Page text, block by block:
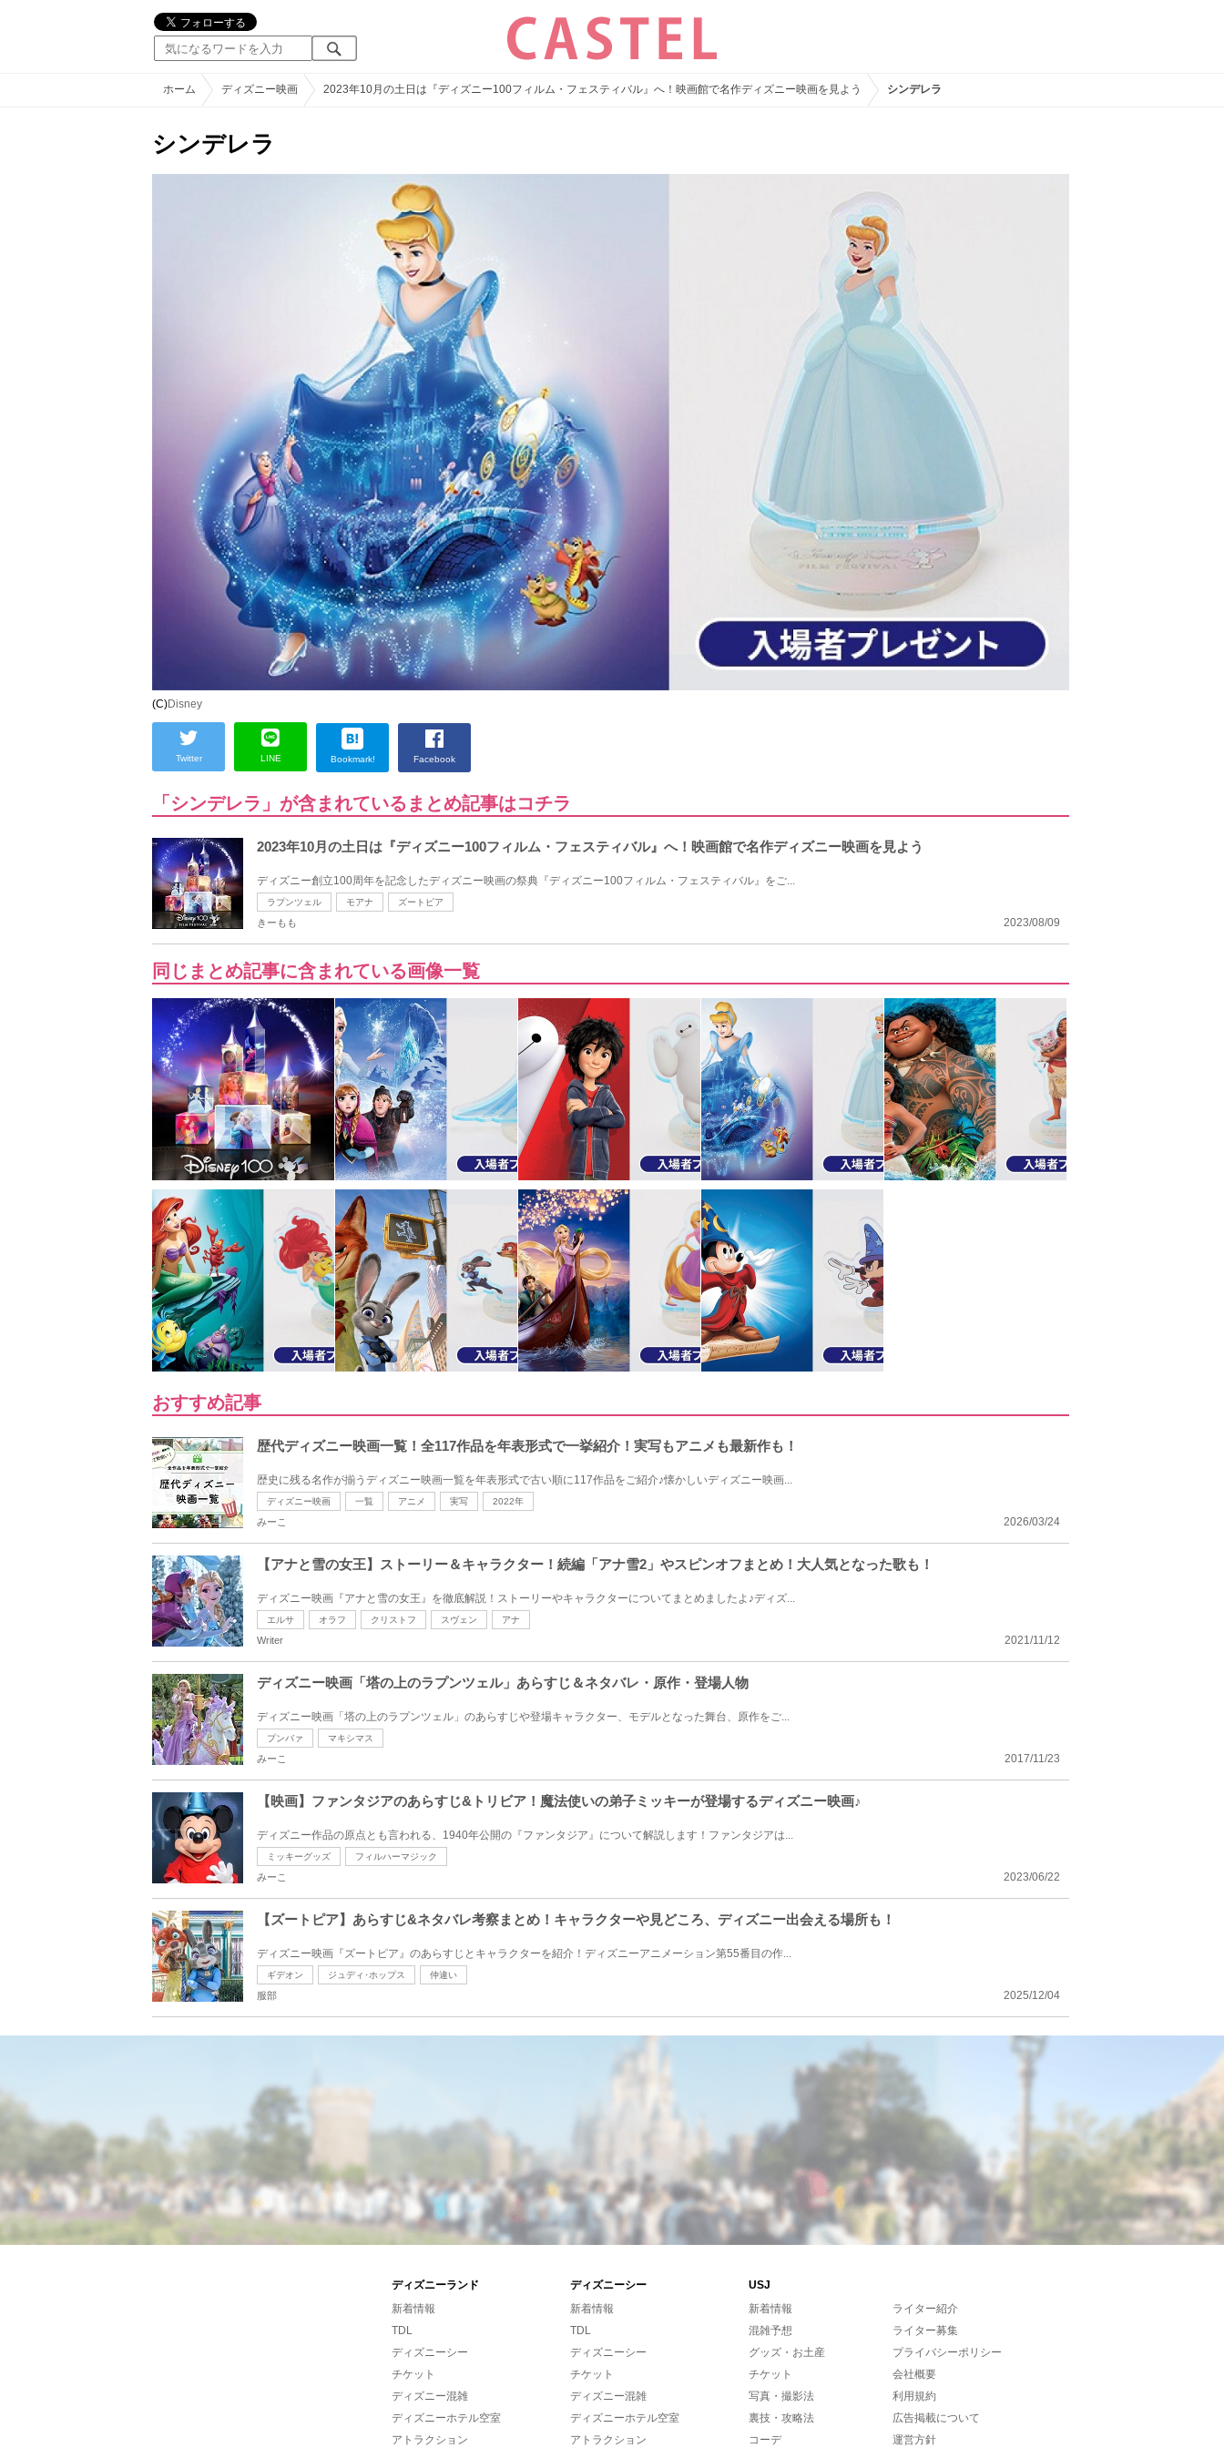
ホーム ディズニー映画 2023年10月の土日は『ディズニー100フィルム・フェスティバル』へ！映画館で名作ディズニー映画を見よう シンデレラ
シンデレラ
(C)Disney
Twitter LINE Bookmark! Facebook
「シンデレラ」が含まれているまとめ記事はコチラ
2023年10月の土日は『ディズニー100フィルム・フェスティバル』へ！映画館で名作ディズニー映画を見よう
ディズニー創立100周年を記念したディズニー映画の祭典『ディズニー100フィルム・フェスティバル』をご...
ラプンツェル モアナ ズートピア
2023/08/09
きーもも
同じまとめ記事に含まれている画像一覧
おすすめ記事
歴代ディズニー映画一覧！全117作品を年表形式で一挙紹介！実写もアニメも最新作も！
歴史に残る名作が揃うディズニー映画一覧を年表形式で古い順に117作品をご紹介♪懐かしいディズニー映画...
ディズニー映画 一覧 アニメ 実写 2022年
2026/03/24
みーこ
【アナと雪の女王】ストーリー＆キャラクター！続編「アナ雪2」やスピンオフまとめ！大人気となった歌も！
ディズニー映画『アナと雪の女王』を徹底解説！ストーリーやキャラクターについてまとめましたよ♪ディズ...
エルサ オラフ クリストフ スヴェン アナ
2021/11/12
Writer
ディズニー映画「塔の上のラプンツェル」あらすじ＆ネタバレ・原作・登場人物
ディズニー映画「塔の上のラプンツェル」のあらすじや登場キャラクター、モデルとなった舞台、原作をご...
プンバァ マキシマス
2017/11/23
みーこ
【映画】ファンタジアのあらすじ&トリビア！魔法使いの弟子ミッキーが登場するディズニー映画♪
ディズニー作品の原点とも言われる、1940年公開の『ファンタジア』について解説します！ファンタジアは...
ミッキーグッズ フィルハーマジック
2023/06/22
みーこ
【ズートピア】あらすじ&ネタバレ考察まとめ！キャラクターや見どころ、ディズニー出会える場所も！
ディズニー映画『ズートピア』のあらすじとキャラクターを紹介！ディズニーアニメーション第55番目の作...
ギデオン ジュディ･ホップス 仲違い
2025/12/04
服部
ディズニーランド ディズニーシー
USJ
新着情報
TDL
ディズニーシー
チケット
ディズニー混雑
ディズニーホテル空室
アトラクション
新着情報
TDL
ディズニーシー
チケット
ディズニー混雑
ディズニーホテル空室
アトラクション
新着情報
混雑予想
グッズ・お土産
チケット
写真・撮影法
裏技・攻略法
コーデ
ライター紹介
ライター募集
プライバシーポリシー
会社概要
利用規約
広告掲載について
運営方針